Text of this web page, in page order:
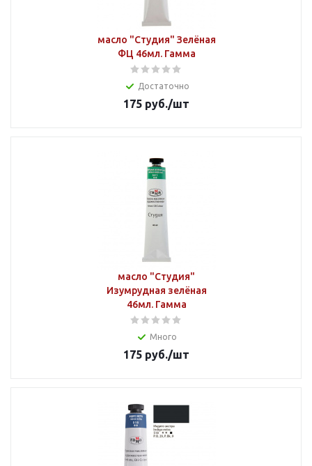
масло "Студия" Зелёная
ФЦ 46мл. Гамма
Достаточно
175 руб./шт
масло "Студия"
Изумрудная зелёная
46мл. Гамма
Много
175 руб./шт